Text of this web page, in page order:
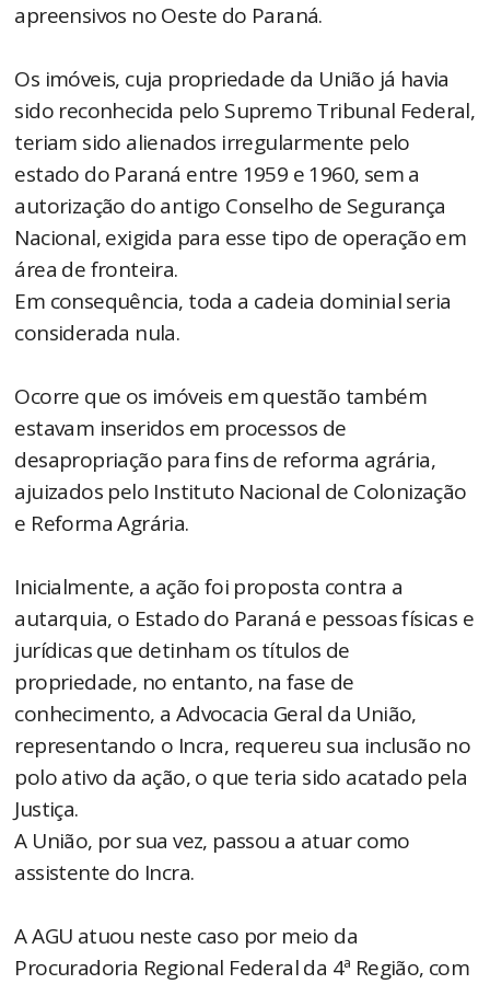
apreensivos no Oeste do Paraná.
Os imóveis, cuja propriedade da União já havia
sido reconhecida pelo Supremo Tribunal Federal,
teriam sido alienados irregularmente pelo
estado do Paraná entre 1959 e 1960, sem a
autorização do antigo Conselho de Segurança
Nacional, exigida para esse tipo de operação em
área de fronteira.
Em consequência, toda a cadeia dominial seria
considerada nula.
Ocorre que os imóveis em questão também
estavam inseridos em processos de
desapropriação para fins de reforma agrária,
ajuizados pelo Instituto Nacional de Colonização
e Reforma Agrária.
Inicialmente, a ação foi proposta contra a
autarquia, o Estado do Paraná e pessoas físicas e
jurídicas que detinham os títulos de
propriedade, no entanto, na fase de
conhecimento, a Advocacia Geral da União,
representando o Incra, requereu sua inclusão no
polo ativo da ação, o que teria sido acatado pela
Justiça.
A União, por sua vez, passou a atuar como
assistente do Incra.
A AGU atuou neste caso por meio da
Procuradoria Regional Federal da 4ª Região, com